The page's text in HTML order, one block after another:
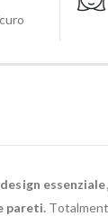
pareti.